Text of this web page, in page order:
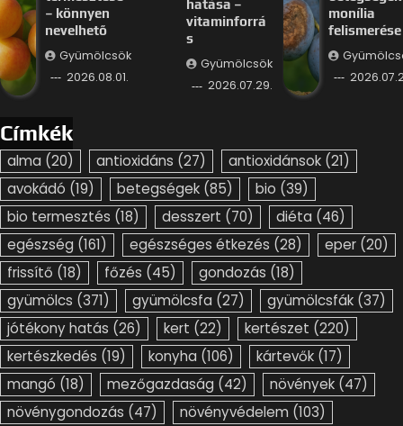
– könnyen
nevelhető
Gyümölcsök
2026.08.01.
hatása –
vitaminforrá
s
Gyümölcsök
2026.07.29.
monília
felismerése
Címkék
alma (20) antioxidáns (27) antioxidánsok (21)
avokádó (19) betegségek (85) bio (39)
bio termesztés (18) desszert (70) diéta (46)
egészség (161) egészséges étkezés (28) eper (20)
frissítő (18) főzés (45) gondozás (18)
gyümölcs (371) gyümölcsfa (27) gyümölcsfák (37)
jótékony hatás (26) kert (22) kertészet (220)
kertészkedés (19) konyha (106) kártevők (17)
mangó (18) mezőgazdaság (42) növények (47)
növénygondozás (47) növényvédelem (103)